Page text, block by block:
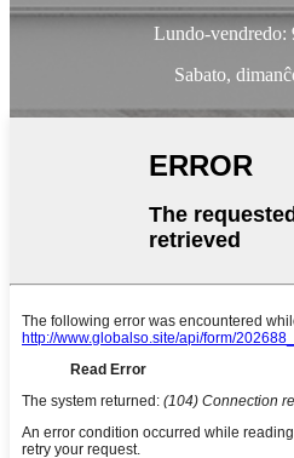
Lundo-vendredo:
Sabato,